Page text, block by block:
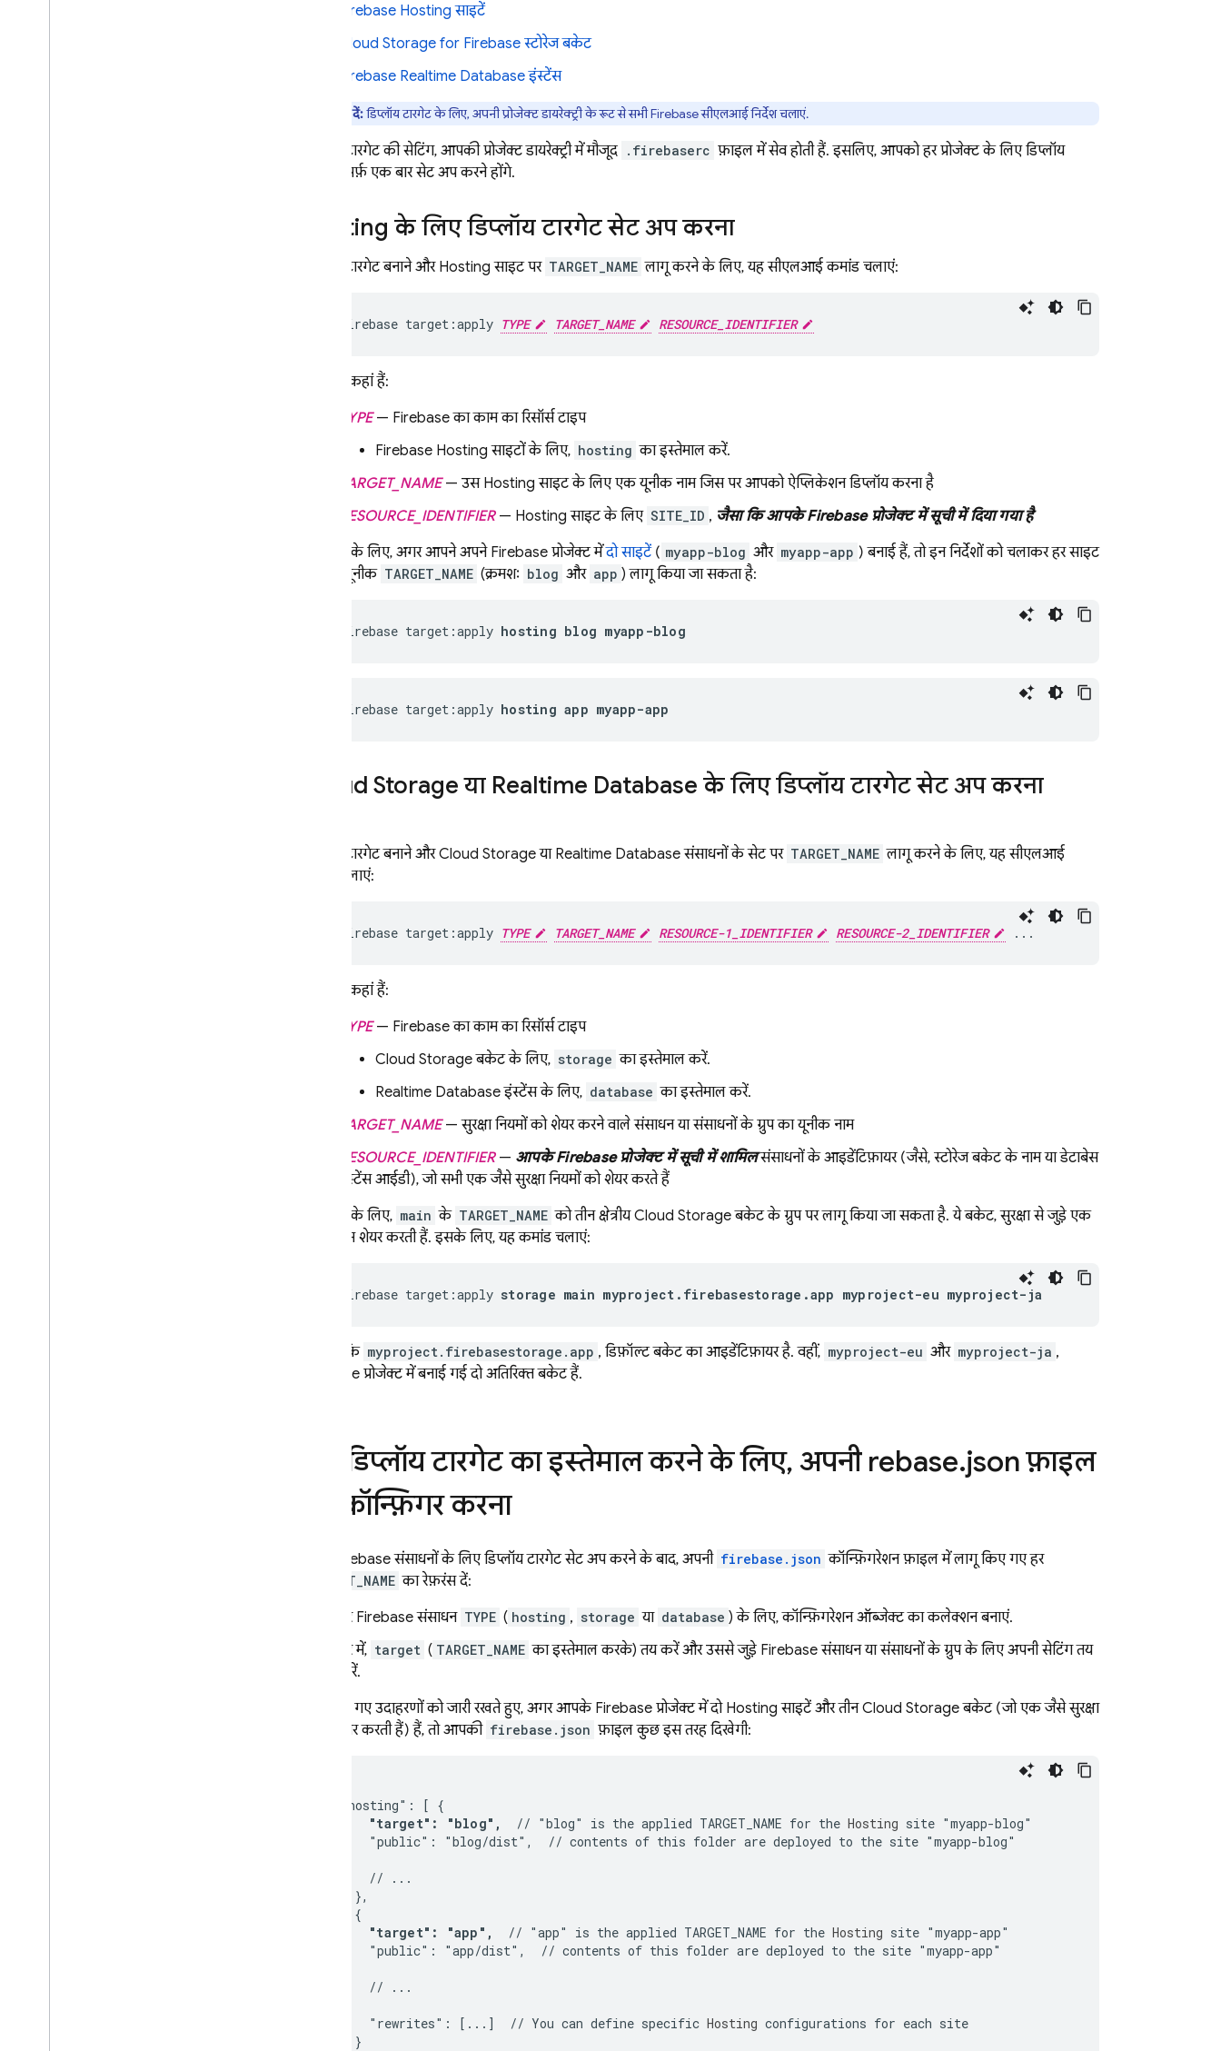
Firebase Hosting साइटें
Cloud Storage for Firebase स्टोरेज बकेट
Firebase Realtime Databaseइंस्टेंस
ध्यान दें:डिप्लॉय टारगेट के लिए, अपनी प्रोजेक्ट डायरेक्ट्री के रूट से सभीFirebaseसीएलआई निर्देश चलाएं.
डिप्लॉय टारगेट की सेटिंग, आपकी प्रोजेक्ट डायरेक्ट्री में मौजूद .firebaserc फ़ाइल में सेव होती हैं. इसलिए, आपको हर प्रोजेक्ट के लिए डिप्लॉय
टारगेट सिर्फ़ एक बार सेट अप करने होंगे.
Hosting के लिए डिप्लॉय टारगेट सेट अप करना
डिप्लॉय टारगेट बनाने और Hosting साइट पर TARGET_NAME लागू करने के लिए, यह सीएलआई कमांड चलाएं:
firebase target:apply TYPE TARGET_NAME RESOURCE_IDENTIFIER
पैरामीटर कहां हैं:
TYPE— Firebase का काम का रिसॉर्स टाइप
Firebase Hosting साइटों के लिए, hosting का इस्तेमाल करें.
TARGET_NAME— उस Hosting साइट के लिए एक यूनीक नाम जिस पर आपको ऐप्लिकेशन डिप्लॉय करना है
RESOURCE_IDENTIFIER— Hosting साइट के लिए SITE_ID , जैसा कि आपके Firebase प्रोजेक्ट में सूची में दिया गया है
उदाहरण के लिए, अगर आपने अपने Firebase प्रोजेक्ट मेंदो साइटें( myapp-blog और myapp-app ) बनाई हैं, तो इन निर्देशों को चलाकर हर साइट
पर एक यूनीक TARGET_NAME (क्रमशः blog और app ) लागू किया जा सकता है:
firebase target:apply hosting blog myapp-blog
firebase target:apply hosting app myapp-app
Cloud Storageया Realtime Database के लिए डिप्लॉय टारगेट सेट अप करना
डिप्लॉय टारगेट बनाने औरCloud Storageया Realtime Databaseसंसाधनों के सेट पर TARGET_NAME लागू करने के लिए, यह सीएलआई
कमांड चलाएं:
firebase target:apply TYPE TARGET_NAME RESOURCE-1_IDENTIFIER RESOURCE-2_IDENTIFIER ...
पैरामीटर कहां हैं:
TYPE— Firebase का काम का रिसॉर्स टाइप
Cloud Storageबकेट के लिए, storage का इस्तेमाल करें.
Realtime Databaseइंस्टेंस के लिए, database का इस्तेमाल करें.
TARGET_NAME— सुरक्षा नियमों को शेयर करने वाले संसाधन या संसाधनों के ग्रुप का यूनीक नाम
RESOURCE_IDENTIFIER— आपके Firebase प्रोजेक्ट में सूची में शामिलसंसाधनों के आइडेंटिफ़ायर (जैसे, स्टोरेज बकेट के नाम या डेटाबेस
इंस्टेंस आईडी), जो सभी एक जैसे सुरक्षा नियमों को शेयर करते हैं
उदाहरण के लिए, main के TARGET_NAME को तीन क्षेत्रीयCloud Storageबकेट के ग्रुप पर लागू किया जा सकता है. ये बकेट, सुरक्षा से जुड़े एक
जैसे नियम शेयर करती हैं. इसके लिए, यह कमांड चलाएं:
firebase target:apply storage main myproject.firebasestorage.app myproject-eu myproject-ja
ध्यान दें कि myproject.firebasestorage.app , डिफ़ॉल्ट बकेट का आइडेंटिफ़ायर है. वहीं, myproject-eu और myproject-ja ,
Firebase प्रोजेक्ट में बनाई गई दो अतिरिक्त बकेट हैं.
डिप्लॉय टारगेट का इस्तेमाल करने के लिए, अपनी firebase.json फ़ाइल
को कॉन्फ़िगर करना
अपने Firebase संसाधनों के लिए डिप्लॉय टारगेट सेट अप करने के बाद, अपनी firebase.json कॉन्फ़िगरेशन फ़ाइल में लागू किए गए हर
TARGET_NAME का रेफ़रंस दें:
हर Firebase संसाधन TYPE ( hosting , storage या database ) के लिए, कॉन्फ़िगरेशन ऑब्जेक्ट का कलेक्शन बनाएं.
ऐरे में, target ( TARGET_NAME का इस्तेमाल करके) तय करें और उससे जुड़े Firebase संसाधन या संसाधनों के ग्रुप के लिए अपनी सेटिंग तय
करें.
ऊपर दिए गए उदाहरणों को जारी रखते हुए, अगर आपके Firebase प्रोजेक्ट में दो Hosting साइटें और तीनCloud Storageबकेट (जो एक जैसे सुरक्षा
नियम शेयर करती हैं) हैं, तो आपकी firebase.json फ़ाइल कुछ इस तरह दिखेगी:
  "hosting": [ {
"target": "blog",
  // "blog" is the applied TARGET_NAME for the
Hosting site "myapp-blog"
      "public": "blog/dist",  // contents of this folder are deployed to the site "myapp-blog"
      // ...
    },
    {
"target": "app",
  // "app" is the applied TARGET_NAME for the
Hosting site "myapp-app"
      "public": "app/dist",  // contents of this folder are deployed to the site "myapp-app"
      // ...
      "rewrites": [...]  // You can define specific
Hosting configurations for each site
    }